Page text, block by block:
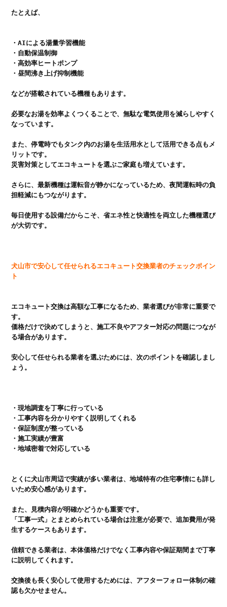
たとえば、
・AIによる湯量学習機能
・自動保温制御
・高効率ヒートポンプ
・昼間沸き上げ抑制機能
などが搭載されている機種もあります。
必要なお湯を効率よくつくることで、無駄な電気使用を減らしやすく
なっています。
また、停電時でもタンク内のお湯を生活用水として活用できる点もメ
リットです。
災害対策としてエコキュートを選ぶご家庭も増えています。
さらに、最新機種は運転音が静かになっているため、夜間運転時の負
担軽減にもつながります。
毎日使用する設備だからこそ、省エネ性と快適性を両立した機種選び
が大切です。
犬山市で安心して任せられるエコキュート交換業者のチェックポイン
エコキュート交換は高額な工事になるため、業者選びが非常に重要で
す。
価格だけで決めてしまうと、施工不良やアフター対応の問題につなが
る場合があります。
安心して任せられる業者を選ぶためには、次のポイントを確認しまし
ょう。
・現地調査を丁寧に行っている
・工事内容を分かりやすく説明してくれる
・保証制度が整っている
・施工実績が豊富
とくに犬山市周辺で実績が多い業者は、地域特有の住宅事情にも詳し
いため安心感があります。
また、見積内容が明確かどうかも重要です。
「工事一式」とまとめられている場合は注意が必要で、追加費用が発
生するケースもあります。
信頼できる業者は、本体価格だけでなく工事内容や保証期間まで丁寧
に説明してくれます。
交換後も長く安心して使用するためには、アフターフォロー体制の確
認も欠かせません。